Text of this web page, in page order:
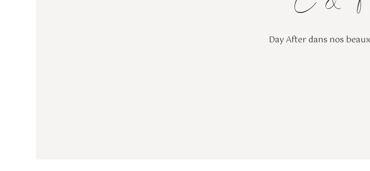
Day After dans nos